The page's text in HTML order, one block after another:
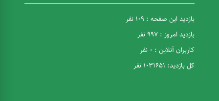
بازدید این صفحه : 109 نفر
بازدید امروز : 997 نفر
کاربران آنلاین : 0 نفر
کل بازدید: 1031651 نفر